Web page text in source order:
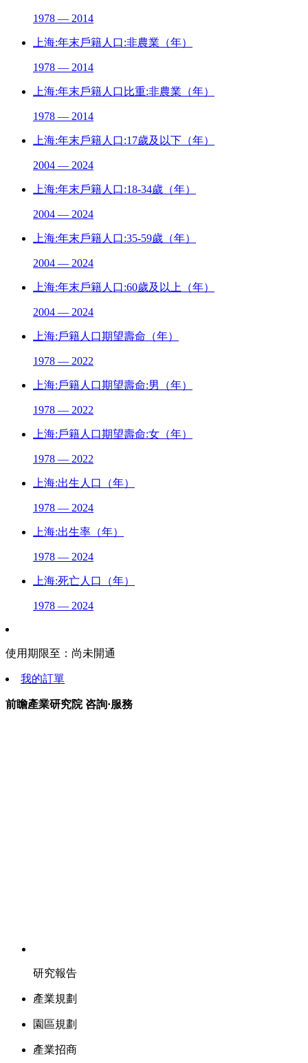
1978 — 2014
上海:年末戶籍人口:非農業（年）
1978 — 2014
上海:年末戶籍人口比重:非農業（年）
1978 — 2014
上海:年末戶籍人口:17歲及以下（年）
2004 — 2024
上海:年末戶籍人口:18-34歲（年）
2004 — 2024
上海:年末戶籍人口:35-59歲（年）
2004 — 2024
上海:年末戶籍人口:60歲及以上（年）
2004 — 2024
上海:戶籍人口期望壽命（年）
1978 — 2022
上海:戶籍人口期望壽命:男（年）
1978 — 2022
上海:戶籍人口期望壽命:女（年）
1978 — 2022
上海:出生人口（年）
1978 — 2024
上海:出生率（年）
1978 — 2024
上海:死亡人口（年）
1978 — 2024
使用期限至： 尚未開通
我的訂單
前瞻產業研究院 咨詢·服務
研究報告
產業規劃
園區規劃
產業招商